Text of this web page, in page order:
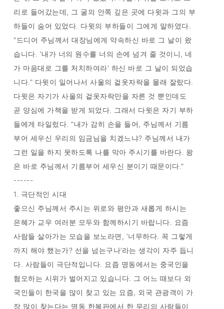
리로 들어갔는데, 그 굴의 안쪽 깊은 곳에 다윗과 그의 부
하들이 숨어 있었다. 다윗의 부하들이 그에게 말하였다.
"드디어 주님께서 대장님에게 약속하신 바로 그 날이 왔
습니다. '내가 너의 원수를 너의 손에 넘겨 줄 것이니, 네
가 마음대로 그를 처치하여라' 하신 바로 그 날이 되었습
니다." 다윗이 일어나서 사울의 겉옷자락을 몰래 잘랐다.
다윗은 자기가 사울의 겉옷자락만을 자른 것 뿐인데도
곧 양심에 가책을 받게 되었다. 그래서 다윗은 자기 부하
들에게 타일렀다. "내가 감히 손을 들어, 주님께서 기름
부어 세우신 우리의 임금님을 치겠느냐? 주님께서 내가
그런 일을 하지 못하도록 나를 막아 주시기를 바란다. 왕
은 바로 주님께서 기름부어 세우신 분이기 때문이다."
------
1. 극단적인 시대
좋으신 주님께서 주시는 위로와 평안과 새롭게 하시는
은혜가 교우 여러분 모두와 함께하시기 바랍니다. 요즘
사람들 살아가는 모습을 보노라면, ‘너무하다. 꼭 그렇게
까지 해야 했는가? 선을 넘는구나’라는 생각이 자주 듭니
다. 사람들이 극단적입니다. 요즘 명동에서는 중국인을
혐오하는 시위가 벌어지고 있습니다. 그 어느 때보다 외
국인들이 한국을 많이 찾고 있는 요즘, 외국 관광객이 가
장 많이 찾는다는 명동 한복판에서 한 무리의 사람들이